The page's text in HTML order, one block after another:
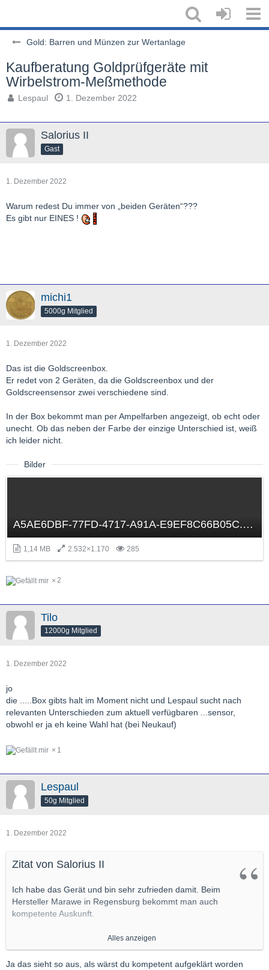
Gold: Barren und Münzen zur Wertanlage
Kaufberatung Goldprüfgeräte mit
Wirbelstrom-Meßmethode
Lespaul 1. Dezember 2022
Salorius II
Gast
1. Dezember 2022
Warum redest Du immer von „beiden Geräten“???
Es gibt nur EINES !
michi1
5000g Mitglied
1. Dezember 2022
Das ist die Goldscreenbox.
Er redet von 2 Geräten, da die Goldscreenbox und der
Goldscreensensor zwei verschiedene sind.
In der Box bekommt man per Ampelfarben angezeigt, ob echt oder
unecht. Ob das neben der Farbe der einzige Unterschied ist, weiß
ich leider nicht.
Bilder
A5AE6DBF-77FD-4717-A91A-E9EF8C66B05C.png
1,14 MB 2.532×1.170 285
2
Tilo
12000g Mitglied
1. Dezember 2022
jo
die .....Box gibts halt im Moment nicht und Lespaul sucht nach
relevanten Unterschieden zum aktuell verfügbaren ...sensor,
obwohl er ja eh keine Wahl hat (bei Neukauf)
1
Lespaul
50g Mitglied
1. Dezember 2022
Zitat von Salorius II
Ich habe das Gerät und bin sehr zufrieden damit. Beim
Hersteller Marawe in Regensburg bekommt man auch
kompetente Auskunft.
...
Alles anzeigen
Ja das sieht so aus, als wärst du kompetent aufgeklärt worden